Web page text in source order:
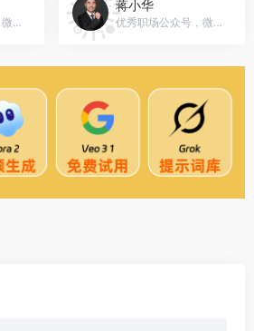
优秀职场公众号，微信号：heymintt_
蒋小华
优秀职场公众号，微信号：jiangxiaohua199